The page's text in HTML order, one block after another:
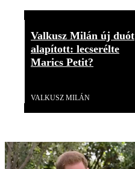
Valkusz Milán új duót
alapított: lecserélte
Marics Petit?
VALKUSZ MILÁN